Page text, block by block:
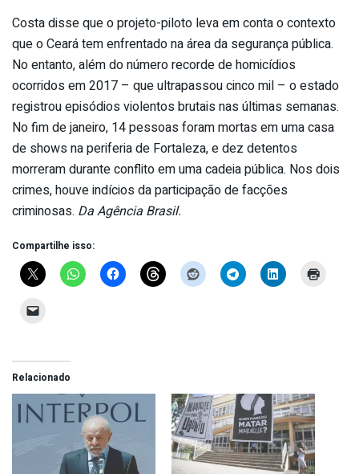
Costa disse que o projeto-piloto leva em conta o contexto
que o Ceará tem enfrentado na área da segurança pública.
No entanto, além do número recorde de homicídios
ocorridos em 2017 – que ultrapassou cinco mil – o estado
registrou episódios violentos brutais nas últimas semanas.
No fim de janeiro, 14 pessoas foram mortas em uma casa
de shows na periferia de Fortaleza, e dez detentos
morreram durante conflito em uma cadeia pública. Nos dois
crimes, houve indícios da participação de facções
criminosas. Da Agência Brasil.
Compartilhe isso:
Relacionado